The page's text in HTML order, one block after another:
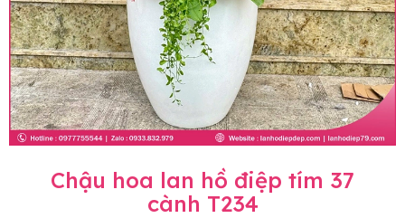
Chậu hoa lan hồ điệp tím 37
cành T234